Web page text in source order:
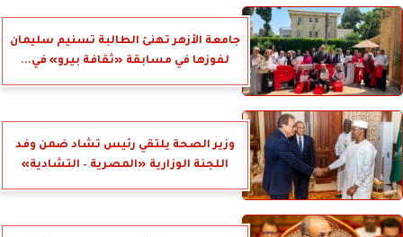
جامعة الأزهر تهنئ الطالبة تسنيم سليمان
لفوزها في مسابقة «ثقافة بيرو» في...
وزير الصحة يلتقي رئيس تشاد ضمن وفد
اللجنة الوزارية «المصرية – التشادية»